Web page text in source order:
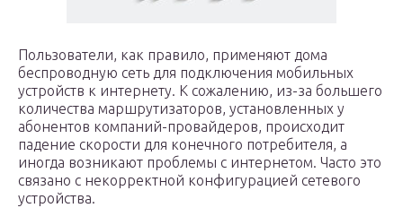
Пользователи, как правило, применяют дома
беспроводную сеть для подключения мобильных
устройств к интернету. К сожалению, из-за большего
количества маршрутизаторов, установленных у
абонентов компаний-провайдеров, происходит
падение скорости для конечного потребителя, а
иногда возникают проблемы с интернетом. Часто это
связано с некорректной конфигурацией сетевого
устройства.